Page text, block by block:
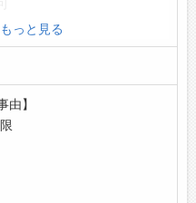
ガー、ロータス、
、日々の積み重ねを大切に
良くなるものを生み出して
尊重する、風通しがよい職
全社員（パート社員を含
きます！
グ」会社のトップとラン
は、提案の採用可否に関
間が削減でき効率的な看
ビス、カルテ管理、書類
もっと見る
由】